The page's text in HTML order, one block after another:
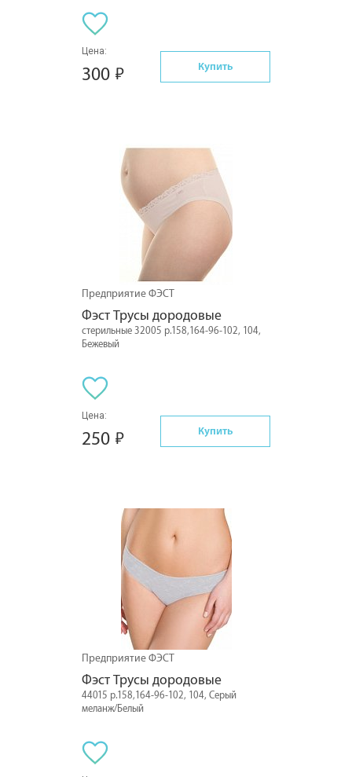
Цена:
300 Купить
Предприятие ФЭСТ
Фэст Трусы дородовые
стерильные 32005 р.158,164-96-102, 104,
Бежевый
Цена:
250 Купить
Предприятие ФЭСТ
Фэст Трусы дородовые
44015 р.158,164-96-102, 104, Серый
меланж/Белый